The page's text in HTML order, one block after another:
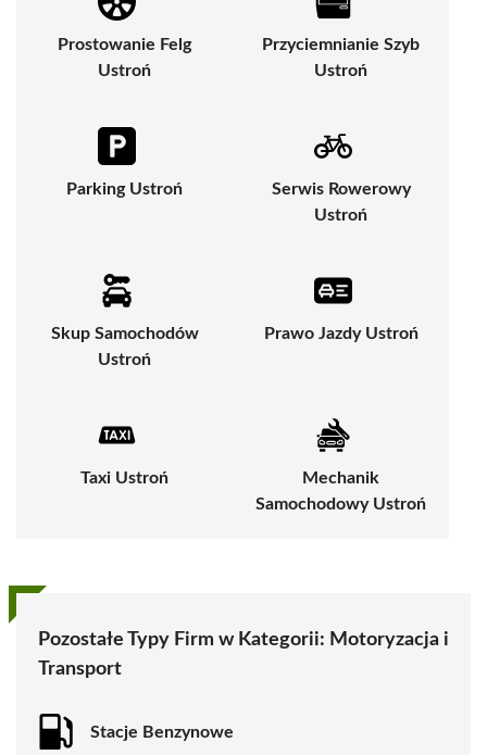
Prostowanie Felg
Ustroń
Przyciemnianie Szyb
Ustroń
Parking Ustroń
Serwis Rowerowy
Ustroń
Skup Samochodów
Ustroń
Prawo Jazdy Ustroń
Taxi Ustroń
Mechanik
Samochodowy Ustroń
Pozostałe Typy Firm w Kategorii: Motoryzacja i
Transport
Stacje Benzynowe